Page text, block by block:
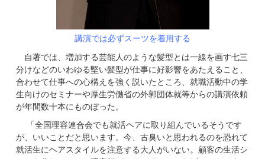
講演では必ずスーツを着用する
自著では、増加する芸能人のような髪型とは一線を画す七三
分けなどのいわゆる堅い髪型が仕事に好影響をあたえること、
合わせて仕事への心構えを強く説いたところ、就職活動中の学
生向けのセミナーや厚生労働省の外郭団体就等からの講演依頼
が年間数十本にものぼった。
「全国理容連合会でも就活ヘアに取り組んでいるそうです
が、いいことだと思います。今、古臭いと思われるのを恐れて
就活生にヘアスタイルを注意する大人がいない。顧客の生活シ